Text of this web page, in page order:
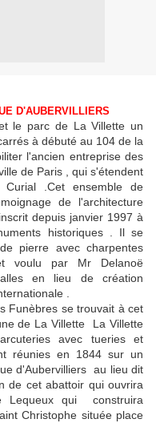
D'AUBERVILLIERS
le parc de La Villette un
à débuté au 104 de la
l'ancien entreprise des
de Paris , qui s'étendent
.Cet ensemble de
de l'architecture
depuis janvier 1997 à
historiques . Il se
pierre avec charpentes
voulu par Mr Delanoë
en lieu de création
.
Funèbres se trouvait à cet
de La Villette La Villette
avec tueries et
réunies en 1844 sur un
d'Aubervilliers au lieu dit
de cet abattoir qui ouvrira
Lequeux qui construira
Christophe située place